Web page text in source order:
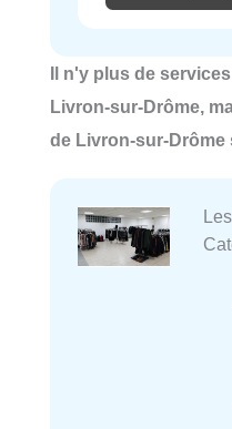
Il n'y plus de
Livron-sur-Drôme,
de Livron-sur-